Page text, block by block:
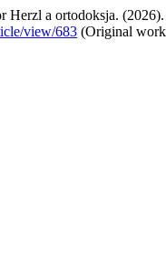
Herzl a ortodoksja.
view/683 (Original